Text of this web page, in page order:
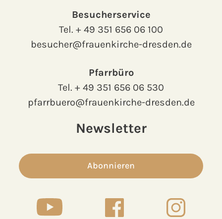
Besucherservice
Tel. + 49 351 656 06 100
besucher@frauenkirche-dresden.de
Pfarrbüro
Tel. + 49 351 656 06 530
pfarrbuero@frauenkirche-dresden.de
Newsletter
Abonnieren